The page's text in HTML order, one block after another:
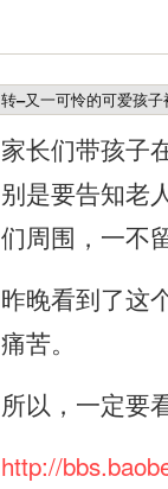
转–又一可怜的可爱孩子
家长们带孩子
别是要告知老
们周围，一不
昨晚看到了这
痛苦。
所以，一定要
http://